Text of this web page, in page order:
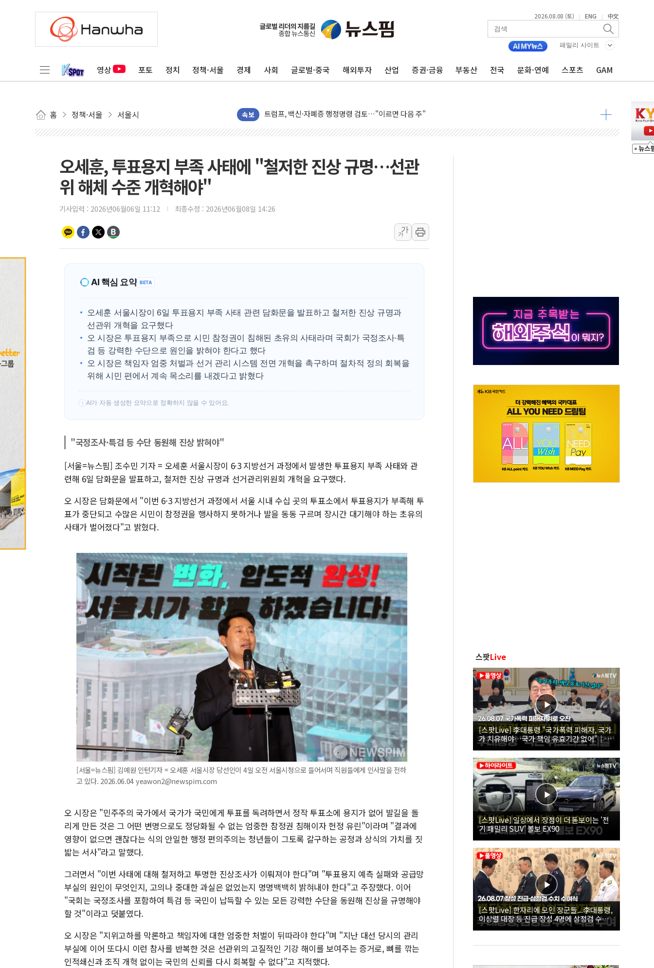
2026.08.08 (토) | ENG | 中文
패밀리 사이트
영상 포토 정치 정책·서울 경제 사회 글로벌·중국 해외투자 산업 증권·금융 부동산 전국 문화·연예 스포츠 GAM
홈 정책·서울 서울시 속보
뉴욕증시, 고용 쇼크에 금리 인상 우려 후퇴…S&P500 최고치
트럼프, 쿡 연준 이사 해임 재추진…"26일까지 의혹 소명" 요구
미 연준 매파 기세 꺾이나…고용 감소에 9월 동결 전망 우세
[종합] 이슬람 수니파 3국, '공동방위협정' 체결… 이스라엘·이란 위협에 맞설 자체 억지력 강화
美 항소법원, 백악관 무도회장 공사 중단 명령…트럼프 제동
이란 핵심 원유 수출항 '하르그섬', 최근 1주일 이상 '올스톱'… 美 해상봉쇄 영향
[AI MY 뉴스] 뉴욕 반도체주 프리뷰...美 고용 쇼크에 반도체주 '활짝'
뉴욕증시 프리뷰, 美 고용 쇼크에 금리 인상 우려 후퇴…나스닥 선물 1%대 상승
보훈부, 미 DPAA와 MOU… "6·25 미군 실종자 7359명 끝까지 찾겠다"
트럼프 "금리 내려야"…파월 때와 달리 워시엔 톤 낮춰
오세훈, 투표용지 부족 사태에 "철저한 진상 규명…선관
위 해체 수준 개혁해야"
기사입력 : 2026년06월06일 11:12 최종수정 : 2026년06월08일 14:26
가
가
AI 핵심 요약 BETA
오세훈 서울시장이 6일 투표용지 부족 사태 관련 담화문을 발표하고 철저한 진상 규명과
선관위 개혁을 요구했다
오 시장은 투표용지 부족으로 시민 참정권이 침해된 초유의 사태라며 국회가 국정조사·특
검 등 강력한 수단으로 원인을 밝혀야 한다고 했다
오 시장은 책임자 엄중 처벌과 선거 관리 시스템 전면 개혁을 촉구하며 절차적 정의 회복을
위해 시민 편에서 계속 목소리를 내겠다고 밝혔다
! AI가 자동 생성한 요약으로 정확하지 않을 수 있어요.
"국정조사·특검 등 수단 동원해 진상 밝혀야"
[서울=뉴스핌] 조수민 기자 = 오세훈 서울시장이 6·3 지방선거 과정에서 발생한 투표용지 부족 사태와 관
련해 6일 담화문을 발표하고, 철저한 진상 규명과 선거관리위원회 개혁을 요구했다.
오 시장은 담화문에서 "이번 6·3 지방선거 과정에서 서울 시내 수십 곳의 투표소에서 투표용지가 부족해 투
표가 중단되고 수많은 시민이 참정권을 행사하지 못하거나 발을 동동 구르며 장시간 대기해야 하는 초유의
사태가 벌어졌다"고 밝혔다.
[서울=뉴스핌] 김예원 인턴기자 = 오세훈 서울시장 당선인이 4일 오전 서울시청으로 들어서며 직원들에게 인사말을 전하
고 있다. 2026.06.04 yeawon2@newspim.com
오 시장은 "민주주의 국가에서 국가가 국민에게 투표를 독려하면서 정작 투표소에 용지가 없어 발길을 돌
리게 만든 것은 그 어떤 변명으로도 정당화될 수 없는 엄중한 참정권 침해이자 헌정 유린"이라며 "결과에
영향이 없으면 괜찮다는 식의 안일한 행정 편의주의는 청년들이 그토록 갈구하는 공정과 상식의 가치를 짓
밟는 서사"라고 말했다.
그러면서 "이번 사태에 대해 철저하고 투명한 진상조사가 이뤄져야 한다"며 "투표용지 예측 실패와 공급망
부실의 원인이 무엇인지, 고의나 중대한 과실은 없었는지 명명백백히 밝혀내야 한다"고 주장했다. 이어
"국회는 국정조사를 포함하여 특검 등 국민이 납득할 수 있는 모든 강력한 수단을 동원해 진상을 규명해야
할 것"이라고 덧붙였다.
오 시장은 "지위고하를 막론하고 책임자에 대한 엄중한 처벌이 뒤따라야 한다"며 "지난 대선 당시의 관리
부실에 이어 또다시 이런 참사를 반복한 것은 선관위의 고질적인 기강 해이를 보여주는 증거로, 뼈를 깎는
인적쇄신과 조직 개혁 없이는 국민의 신뢰를 다시 회복할 수 없다"고 지적했다.
스팟Live
[스팟Live] 李대통령 "국가폭력 피해자, 국가
가 치유해야…국가 책임 유효기간 없어"｜
26.08.07 국가폭력 피해자 위로 오찬
[스팟Live] 일상에서 장점이 더 돋보이는 '전
기 패밀리 SUV' 볼보 EX90
[스팟Live] 한자리에 모인 장군들...李대통령,
이상렬 대장 등 진급 장성 4명에 삼정검 수치
직접 수여｜26.08.07 장성 진급·삼정검 수치